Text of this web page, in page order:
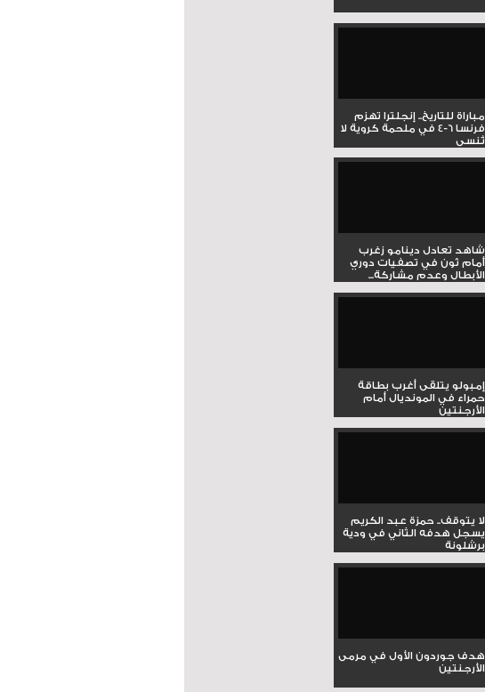
مباراة للتاريخ.. إنجلترا تهزم
فرنسا 6-4 في ملحمة كروية لا
تُنسى
شاهد تعادل دينامو زغرب
أمام ثون في تصفيات دوري
الأبطال وعدم مشاركة...
إمبولو يتلقى أغرب بطاقة
حمراء في المونديال أمام
الأرجنتين
لا يتوقف.. حمزة عبد الكريم
يسجل هدفه الثاني في ودية
برشلونة
هدف جوردون الأول في مرمى
الأرجنتين